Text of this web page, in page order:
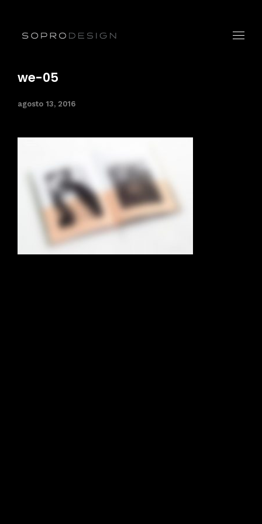
we-05
agosto 13, 2016